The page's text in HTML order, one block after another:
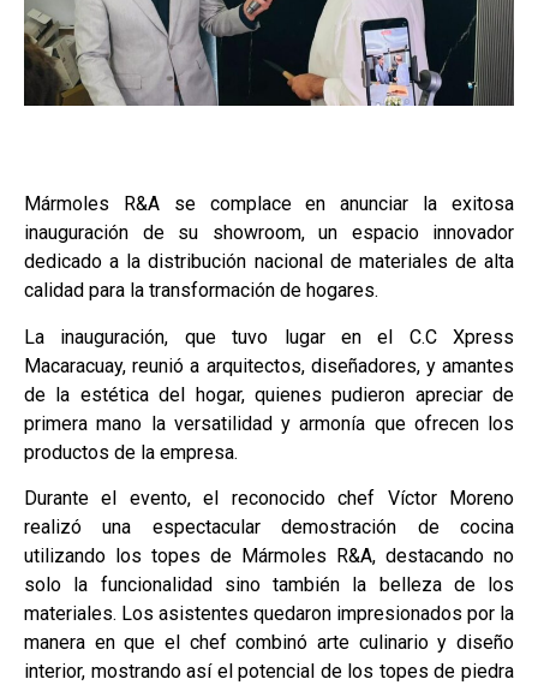
Mármoles R&A se complace en anunciar la exitosa
inauguración de su showroom, un espacio innovador
dedicado a la distribución nacional de materiales de alta
calidad para la transformación de hogares.
La inauguración, que tuvo lugar en el C.C Xpress
Macaracuay, reunió a arquitectos, diseñadores, y amantes
de la estética del hogar, quienes pudieron apreciar de
primera mano la versatilidad y armonía que ofrecen los
productos de la empresa.
Durante el evento, el reconocido chef Víctor Moreno
realizó una espectacular demostración de cocina
utilizando los topes de Mármoles R&A, destacando no
solo la funcionalidad sino también la belleza de los
materiales. Los asistentes quedaron impresionados por la
manera en que el chef combinó arte culinario y diseño
interior, mostrando así el potencial de los topes de piedra